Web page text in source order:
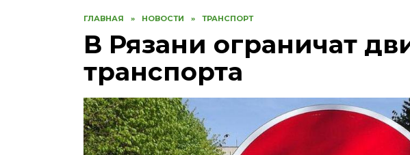
ГЛАВНАЯ » НОВОСТИ » ТРАНСПОРТ
В Рязани ограничат
транспорта